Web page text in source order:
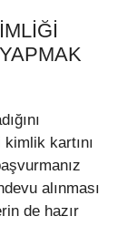
kartını
alınması
de hazır